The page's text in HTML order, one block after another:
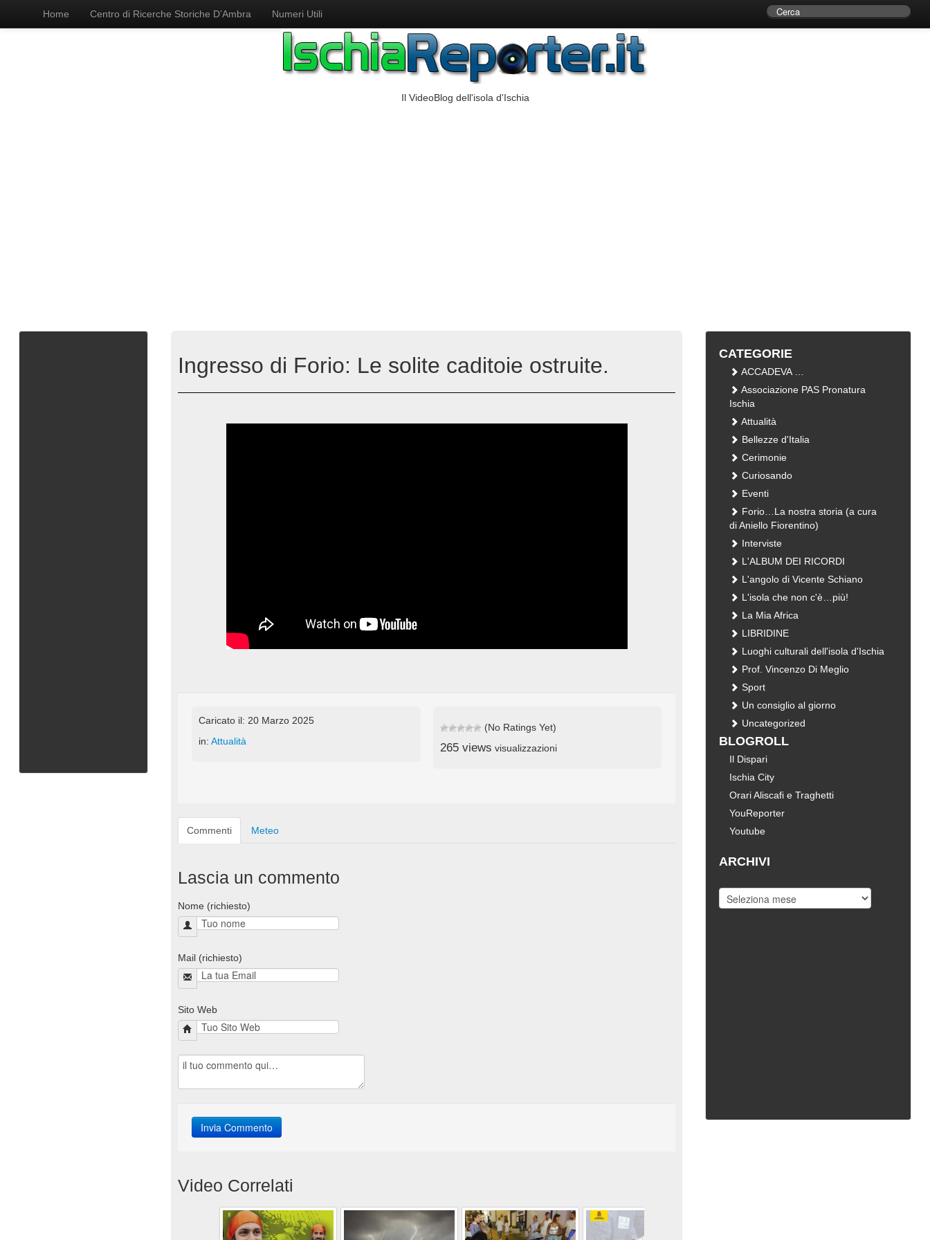
Home Centro di Ricerche Storiche D’Ambra Numeri Utili
Il VideoBlog dell'isola d'Ischia
Ingresso di Forio: Le solite caditoie ostruite.
Caricato il: 20 Marzo 2025
in:Attualità
(No Ratings Yet)
265 views visualizzazioni
Commenti Meteo
Lascia un commento
Nome (richiesto)
Mail (richiesto)
Sito Web
Video Correlati
CATEGORIE
ACCADEVA …
Associazione PAS Pronatura
Ischia
Attualità
Bellezze d'Italia
Cerimonie
Curiosando
Eventi
Forio…La nostra storia (a cura
di Aniello Fiorentino)
Interviste
L'ALBUM DEI RICORDI
L'angolo di Vicente Schiano
L'isola che non c'è…più!
La Mia Africa
LIBRIDINE
Luoghi culturali dell'isola d'Ischia
Prof. Vincenzo Di Meglio
Sport
Un consiglio al giorno
Uncategorized
BLOGROLL
Il Dispari
Ischia City
Orari Aliscafi e Traghetti
YouReporter
Youtube
ARCHIVI